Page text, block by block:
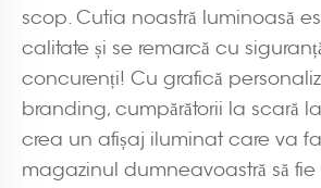
scop. Cutia noastră luminoasă
calitate și se remarcă cu
concurenți! Cu grafică
branding, cumpărătorii la scară
crea un afișaj iluminat care va
magazinul dumneavoastră să fie